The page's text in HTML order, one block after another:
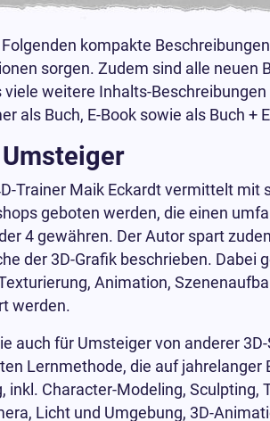
kompakte
sorgen. Zudem sind alle neuen
weitere Inhalts-
als Buch, E-Book sowie als Buch +
Trainer Maik Eckardt vermittelt mit
geboten werden, die einen
4 gewähren. Der Autor spart
der 3D-Grafik beschrieben. Dabei
Animation,
werden.
auch für Umsteiger von anderer
Lernmethode, die auf jahrelanger
Character-Modeling, Sculpting,
Licht und Umgebung, 3D-